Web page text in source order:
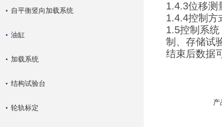
自平衡竖向加载系统
油缸
加载系统
结构试验台
轮轨标定
1.4.3位移测
1.4.4控制方
1.5控制系
制、存储试
结束后数据
产